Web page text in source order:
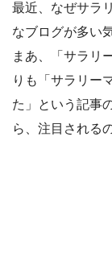
最近、なぜサラ
なブログが多い
まあ、「サラリ
りも「サラリー
た」という記事
ら、注目される